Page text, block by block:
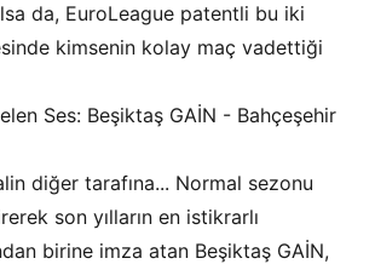
da, EuroLeague patentli bu iki
kimsenin kolay maç vadettiği
Ses: Beşiktaş GAİN - Bahçeşehir
diğer tarafına... Normal sezonu
son yılların en istikrarlı
birine imza atan Beşiktaş GAİN,